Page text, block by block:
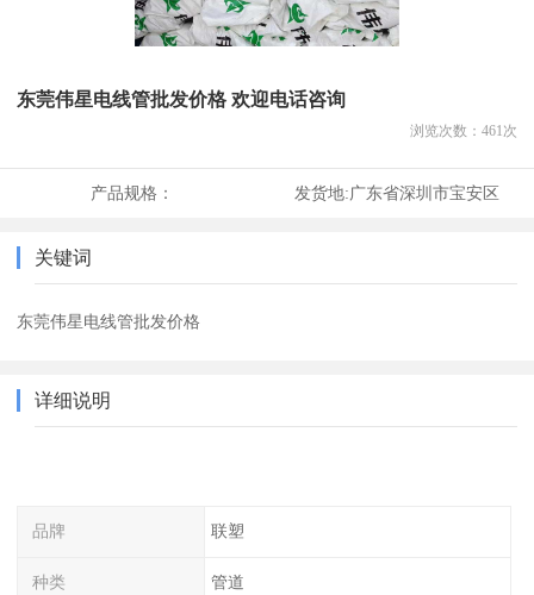
东莞伟星电线管批发价格 欢迎电话咨询
浏览次数： 461次
产品规格： 发货地:广东省深圳市宝安区
关键词
东莞伟星电线管批发价格
详细说明
品牌 联塑
种类 管道